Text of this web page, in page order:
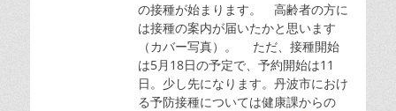
の接種が始まります。 高齢者の方に
は接種の案内が届いたかと思います
（カバー写真）。 ただ、接種開始
は5月18日の予定で、予約開始は11
日。少し先になります。丹波市におけ
る予防接種については健康課からの